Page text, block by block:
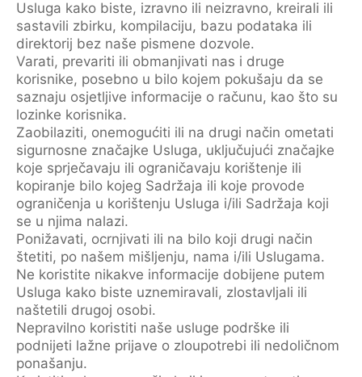
Usluga kako biste, izravno ili neizravno, kreirali ili
sastavili zbirku, kompilaciju, bazu podataka ili
direktorij bez naše pismene dozvole.
Varati, prevariti ili obmanjivati nas i druge
korisnike, posebno u bilo kojem pokušaju da se
saznaju osjetljive informacije o računu, kao što su
lozinke korisnika.
Zaobilaziti, onemogućiti ili na drugi način ometati
sigurnosne značajke Usluga, uključujući značajke
koje sprječavaju ili ograničavaju korištenje ili
kopiranje bilo kojeg Sadržaja ili koje provode
ograničenja u korištenju Usluga i/ili Sadržaja koji
se u njima nalazi.
Ponižavati, ocrnjivati ili na bilo koji drugi način
štetiti, po našem mišljenju, nama i/ili Uslugama.
Ne koristite nikakve informacije dobijene putem
Usluga kako biste uznemiravali, zlostavljali ili
naštetili drugoj osobi.
Nepravilno koristiti naše usluge podrške ili
podnijeti lažne prijave o zloupotrebi ili nedoličnom
ponašanju.